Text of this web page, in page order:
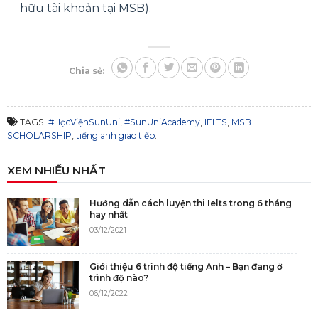
hữu tài khoản tại MSB).
Chia sẻ:
TAGS: #HọcViệnSunUni #SunUniAcademy IELTS MSB
SCHOLARSHIP tiếng anh giao tiếp
XEM NHIỀU NHẤT
Hướng dẫn cách luyện thi Ielts trong 6 tháng
hay nhất
03/12/2021
Giới thiệu 6 trình độ tiếng Anh – Bạn đang ở
trình độ nào?
06/12/2022